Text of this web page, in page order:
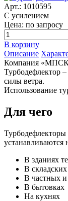
Арт.: 1010595
С усилением
Цена: по запросу
В корзину
Описание
Компания
Турбодефлектор
силы ветра.
Использование
Для чего
устанавливаются
В зданиях
В
В частных
В бытовках
На кухнях